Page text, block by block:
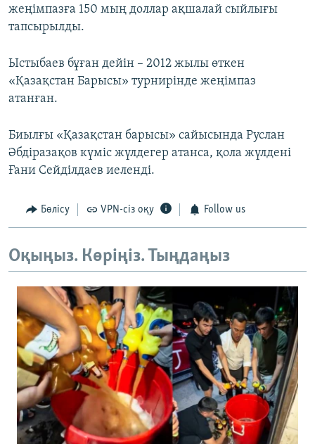
жеңімпазға 150 мың доллар ақшалай сыйлығы
тапсырылды.
Ыстыбаев бұған дейін – 2012 жылы өткен
«Қазақстан Барысы» турнирінде жеңімпаз
атанған.
Биылғы «Қазақстан барысы» сайысында Руслан
Әбдіразақов күміс жүлдегер атанса, қола жүлдені
Ғани Сейділдаев иеленді.
Бөлісу VPN-сіз оқу Follow us
Оқыңыз. Көріңіз. Тыңдаңыз